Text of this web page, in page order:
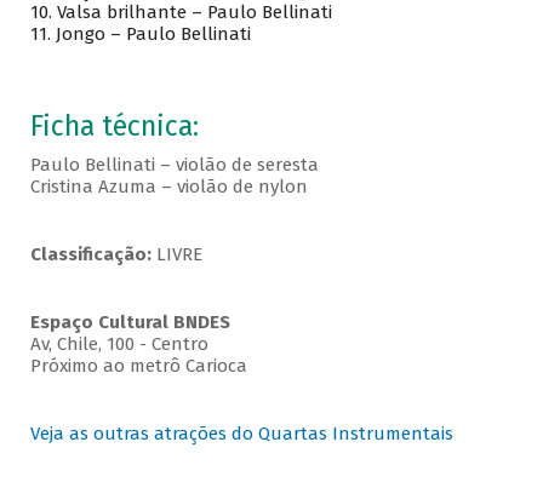
10. Valsa brilhante – Paulo Bellinati
11. Jongo – Paulo Bellinati
Ficha técnica:
Paulo Bellinati – violão de seresta
Cristina Azuma – violão de nylon
Classificação:LIVRE
Espaço Cultural BNDES
Av, Chile, 100 - Centro
Próximo ao metrô Carioca
Veja as outras atrações do Quartas Instrumentais